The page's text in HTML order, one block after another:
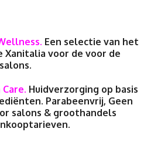
Een selectie van het
Xanitalia voor de voor de
Huidverzorging op basis
Parabeenvrij, Geen
salons & groothandels